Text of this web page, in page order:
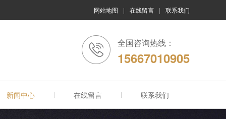
网站地图 | 在线留言 | 联系我们
全国咨询热线：
15667010905
新闻中心 在线留言 联系我们